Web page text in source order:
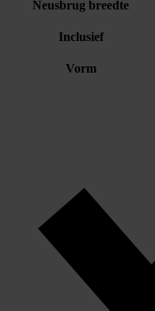
Neusbrug breedte
Inclusief
Vorm